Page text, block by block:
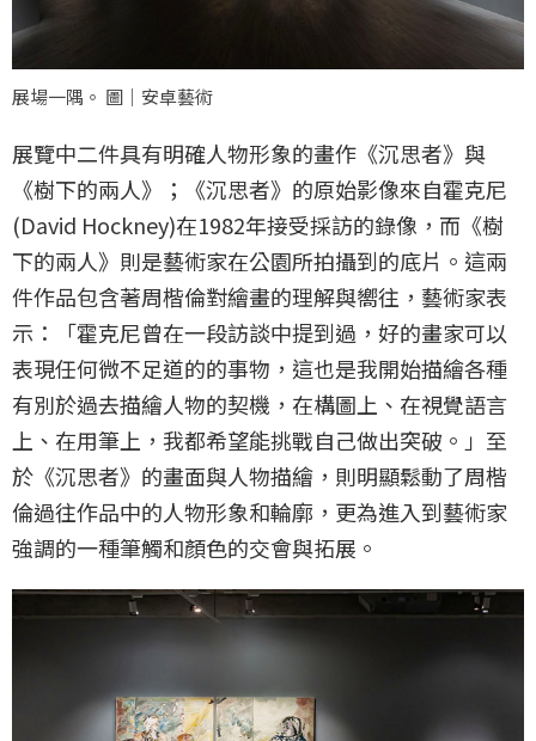
展場一隅。 圖｜安卓藝術
展覽中二件具有明確人物形象的畫作《沉思者》與
《樹下的兩人》；《沉思者》的原始影像來自霍克尼
(David Hockney)在1982年接受採訪的錄像，而《樹
下的兩人》則是藝術家在公園所拍攝到的底片。這兩
件作品包含著周楷倫對繪畫的理解與嚮往，藝術家表
示：「霍克尼曾在一段訪談中提到過，好的畫家可以
表現任何微不足道的的事物，這也是我開始描繪各種
有別於過去描繪人物的契機，在構圖上、在視覺語言
上、在用筆上，我都希望能挑戰自己做出突破。」至
於《沉思者》的畫面與人物描繪，則明顯鬆動了周楷
倫過往作品中的人物形象和輪廓，更為進入到藝術家
強調的一種筆觸和顏色的交會與拓展。